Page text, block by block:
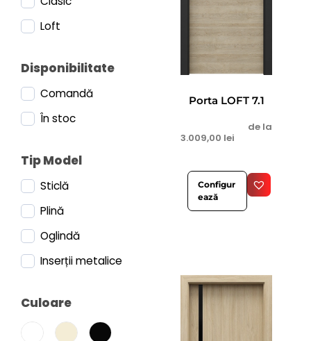
Loft
Disponibilitate
Comandă
În stoc
Tip Model
Sticlă
Plină
Oglindă
Inserții metalice
Culoare
Porta LOFT 7.1
de la
3.009,00 lei
Configur
ează